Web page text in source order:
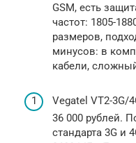
GSM, есть
частот: 1805-
размеров,
минусов: в
кабели,
Vegatel VT2-3G/
36 000 рублей.
стандарта 3G и